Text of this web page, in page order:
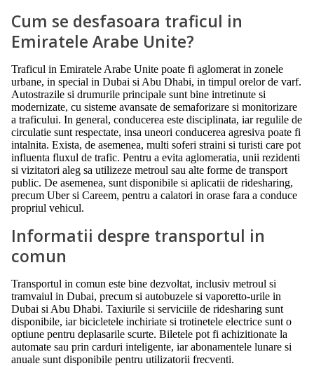
Cum se desfasoara traficul in
Emiratele Arabe Unite?
Traficul in Emiratele Arabe Unite poate fi aglomerat in zonele
urbane, in special in Dubai si Abu Dhabi, in timpul orelor de varf.
Autostrazile si drumurile principale sunt bine intretinute si
modernizate, cu sisteme avansate de semaforizare si monitorizare
a traficului. In general, conducerea este disciplinata, iar regulile de
circulatie sunt respectate, insa uneori conducerea agresiva poate fi
intalnita. Exista, de asemenea, multi soferi straini si turisti care pot
influenta fluxul de trafic. Pentru a evita aglomeratia, unii rezidenti
si vizitatori aleg sa utilizeze metroul sau alte forme de transport
public. De asemenea, sunt disponibile si aplicatii de ridesharing,
precum Uber si Careem, pentru a calatori in orase fara a conduce
propriul vehicul.
Informatii despre transportul in
comun
Transportul in comun este bine dezvoltat, inclusiv metroul si
tramvaiul in Dubai, precum si autobuzele si vaporetto-urile in
Dubai si Abu Dhabi. Taxiurile si serviciile de ridesharing sunt
disponibile, iar bicicletele inchiriate si trotinetele electrice sunt o
optiune pentru deplasarile scurte. Biletele pot fi achizitionate la
automate sau prin carduri inteligente, iar abonamentele lunare si
anuale sunt disponibile pentru utilizatorii frecventi.